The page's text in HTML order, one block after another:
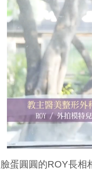
臉蛋圓圓的ROY長相